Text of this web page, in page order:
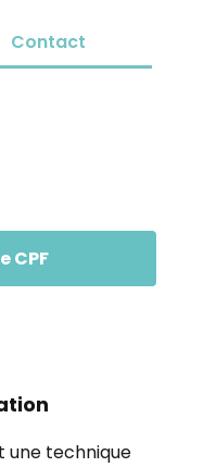
une technique
Contact
CPF